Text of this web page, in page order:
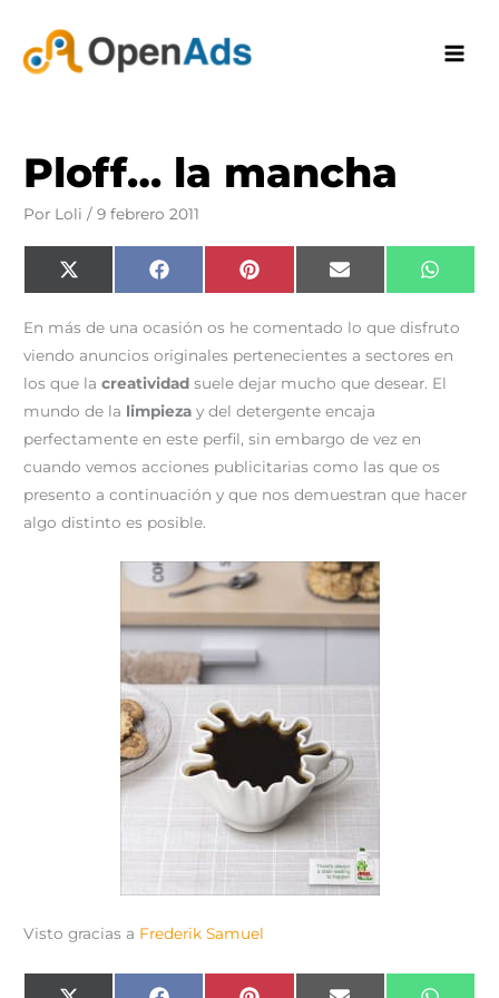
contenido
Ploff… la mancha
Por Loli/9 febrero 2011
Compartir
en
X
(
i
t
t
e
r
)
Compartir
en
F
a
b
o
o
k
Compartir
en
P
i
e
r
e
s
t
Compartir
en
E
m
i
l
en
W
h
t
s
A
p
p
En más de una ocasión os he comentado lo que disfruto
viendo anuncios originales pertenecientes a sectores en
los que lacreatividadsuele dejar mucho que desear. El
mundo de la limpieza y del detergente encaja
perfectamente en este perfil, sin embargo de vez en
cuando vemos acciones publicitarias como las que os
presento a continuación y que nos demuestran que hacer
algo distinto es posible.
Visto gracias a Frederik Samuel